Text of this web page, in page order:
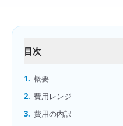
目次
1. 概要
2. 費用レンジ
3. 費用の内訳